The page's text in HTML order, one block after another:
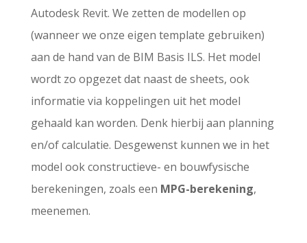
Autodesk Revit. We zetten de modellen op
(wanneer we onze eigen template gebruiken)
aan de hand van de BIM Basis ILS. Het model
wordt zo opgezet dat naast de sheets, ook
informatie via koppelingen uit het model
gehaald kan worden. Denk hierbij aan planning
en/of calculatie. Desgewenst kunnen we in het
model ook constructieve- en bouwfysische
berekeningen, zoals een MPG-berekening,
meenemen.